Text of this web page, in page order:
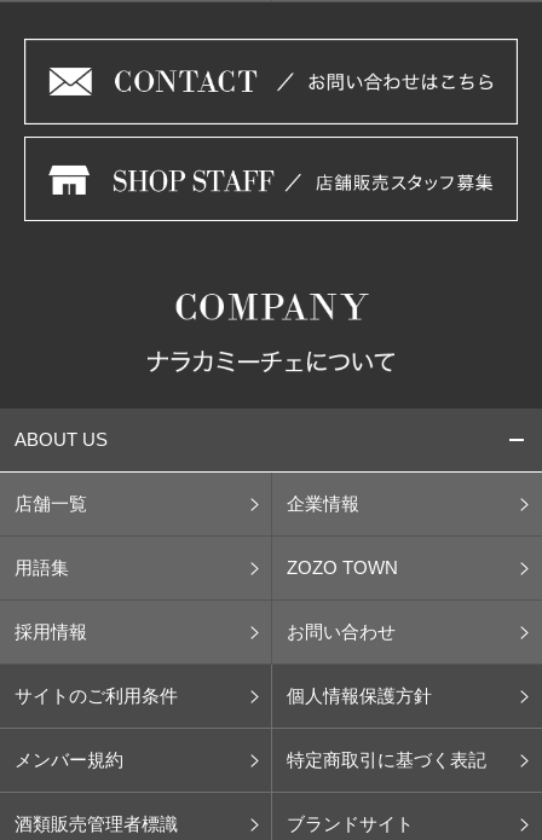
ABOUT US
店舗一覧 企業情報
用語集 ZOZO TOWN
採用情報 お問い合わせ
サイトのご利用条件 個人情報保護方針
メンバー規約 特定商取引に基づく表記
酒類販売管理者標識 ブランドサイト